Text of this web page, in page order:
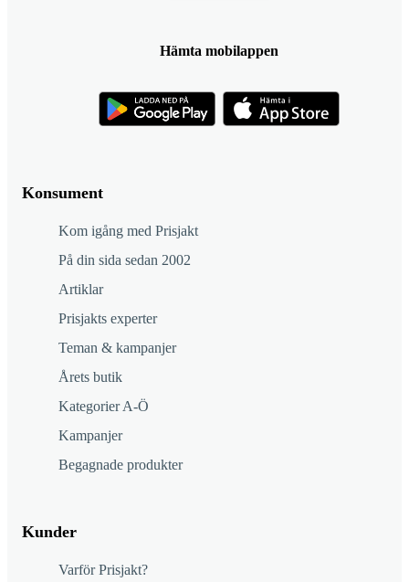
Konsument
Kom igång med Prisjakt
På din sida sedan 2002
Artiklar
Prisjakts experter
Teman & kampanjer
Årets butik
Kategorier A-Ö
Kampanjer
Begagnade produkter
Kunder
Varför Prisjakt?
Hämta mobilappen